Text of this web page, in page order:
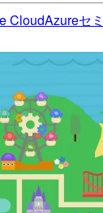
CloudAzureセ